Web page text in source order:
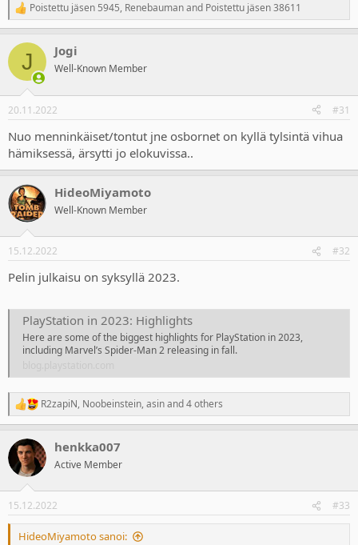
R
e
c
i
s
Poistettu jäsen 5945, Renebaumanand Poistettu jäsen 38611
J Jogi
Well-Known Member
20.11.2022 #31
Nuo menninkäiset/tontut jne osbornet on kyllä tylsintä vihua
hämiksessä, ärsytti jo elokuvissa..
HideoMiyamoto
Well-Known Member
15.12.2022 #32
Pelin julkaisu on syksyllä 2023.
PlayStation in 2023: Highlights
Here are some of the biggest highlights for PlayStation in 2023,
including Marvel’s Spider-Man 2 releasing in fall.
R
e
c
i
s
:
R2zapiN, Noobeinstein, asinand 4 others
henkka007
Active Member
15.12.2022 #33
HideoMiyamoto sanoi: